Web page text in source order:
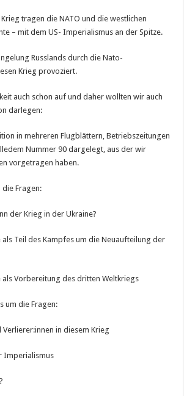
tragen die NATO und die westlichen
– mit dem US- Imperialismus an der Spitze.
Russlands durch die Nato-
Krieg provoziert.
auch schon auf und daher wollten wir auch
darlegen:
in mehreren Flugblättern, Betriebszeitungen
Nummer 90 dargelegt, aus der wir
vorgetragen haben.
die Fragen:
der Krieg in der Ukraine?
als Teil des Kampfes um die Neuaufteilung der
als Vorbereitung des dritten Weltkriegs
um die Fragen:
Verlierer:innen in diesem Krieg
Imperialismus